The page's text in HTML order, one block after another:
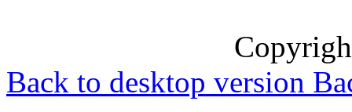
Back to desktop version